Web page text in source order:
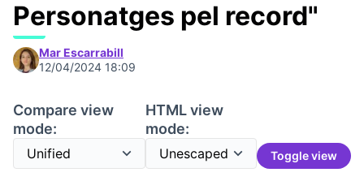
Personatges pel record"
Mar Escarrabill
12/04/2024 18:09
Compare view
mode:
HTML view
mode:
Toggle view